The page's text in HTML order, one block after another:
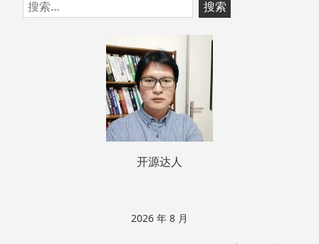
跳
至
搜
索：
开源达人
2026 年 8 月